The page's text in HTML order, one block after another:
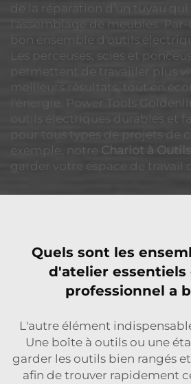
de la réparation d'un tuyau qui
l'assemblage de meubles. Par-
bon ensemble d'outils
Les perceuses, scies et
permettent de travailler plus
meilleurs résultats, tout en
l'énergie. Power Tools
outils électriques durables et
pour tous types de projets de
exemple, notre Chariot à Outils
garder votre espace de travail
Quels sont les
d'atelier
professionnel a
L'autre élément
Une boîte à outils ou une
garder les outils bien rangés
afin de trouver rapidement